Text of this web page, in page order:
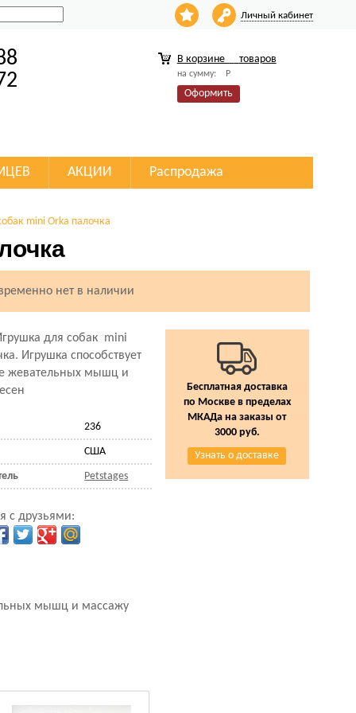
Личный кабинет
В корзине товаров
на сумму: Р
Оформить
АКЦИИ Распродажа
mini Orka палочка
временно нет в наличии
для собак mini
Игрушка способствует
жевательных мышц и
236
США
Petstages
с друзьями:
мышц и массажу
Бесплатная доставка
по Москве в пределах
МКАДа на заказы от
3000 руб.
Узнать о доставке